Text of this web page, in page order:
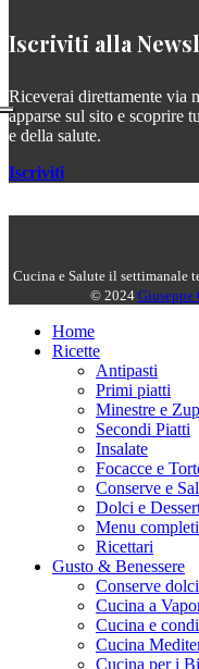
Iscriviti alla
Riceverai direttamente via
apparse sul sito e scoprire
e della salute.
Iscriviti
Cucina e Salute il settimanale
© 2024 Giuseppe
Home
Ricette
Antipasti
Primi piatti
Minestre e
Secondi Piatti
Insalate
Focacce e
Conserve e
Dolci e
Menu completi
Ricettari
Gusto & Benessere
Conserve
Cucina a
Cucina e
Cucina
Cucina per i